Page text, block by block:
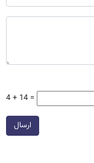
4 + 14 =
ارسال